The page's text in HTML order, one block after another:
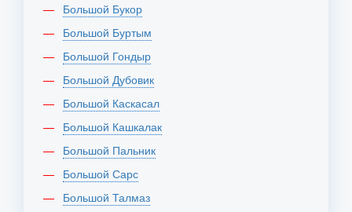
Большой Букор
Большой Буртым
Большой Гондыр
Большой Дубовик
Большой Каскасал
Большой Кашкалак
Большой Пальник
Большой Сарс
Большой Талмаз